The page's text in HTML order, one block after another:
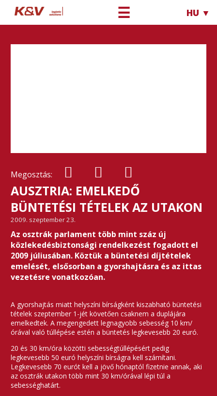
☰ HU ▼
Megosztás:
AUSZTRIA: EMELKEDŐ
BÜNTETÉSI TÉTELEK AZ UTAKON
2009. szeptember 23.
Az osztrák parlament több mint száz új
közlekedésbiztonsági rendelkezést fogadott el
2009 júliusában. Köztük a büntetési díjtételek
emelését, elsősorban a gyorshajtásra és az ittas
vezetésre vonatkozóan.
A gyorshajtás miatt helyszíni bírságként kiszabható büntetési
tételek szeptember 1-jét követően csaknem a duplájára
emelkedtek. A megengedett legnagyobb sebesség 10 km/
órával való túllépése estén a büntetés legkevesebb 20 euró.
20 és 30 km/óra közötti sebességtúllépésért pedig
legkevesebb 50 euró helyszíni bírságra kell számítani.
Legkevesebb 70 eurót kell a jövő hónaptól fizetnie annak, aki
az osztrák utakon több mint 30 km/órával lépi túl a
sebességhatárt.